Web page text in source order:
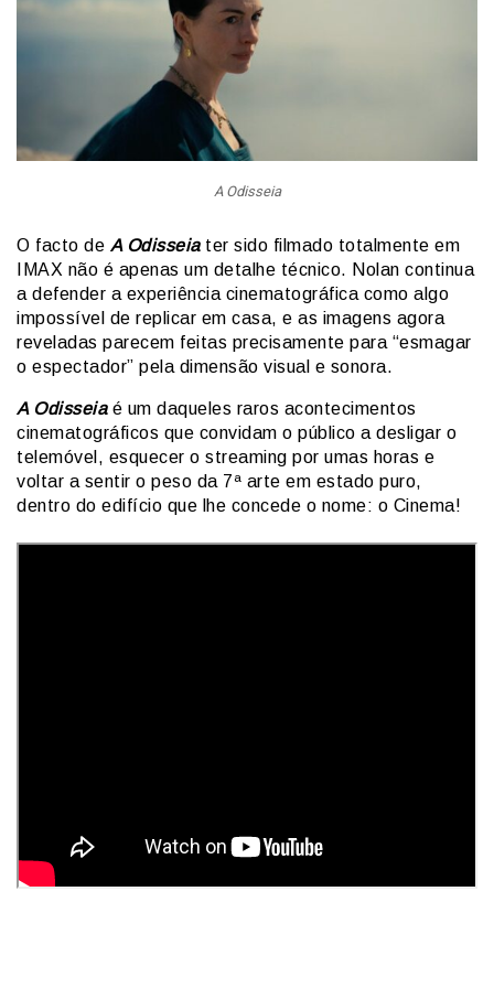
A Odisseia
O facto de A Odisseiater sido filmado totalmente em
IMAX não é apenas um detalhe técnico. Nolan continua
a defender a experiência cinematográfica como algo
impossível de replicar em casa, e as imagens agora
reveladas parecem feitas precisamente para “esmagar
o espectador” pela dimensão visual e sonora.
A Odisseiaé um daqueles raros acontecimentos
cinematográficos que convidam o público a desligar o
telemóvel, esquecer o streaming por umas horas e
voltar a sentir o peso da 7ª arte em estado puro,
dentro do edifício que lhe concede o nome: o Cinema!